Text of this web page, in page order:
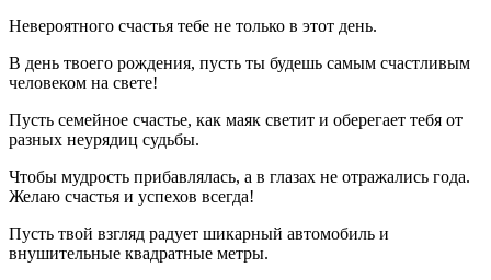
Невероятного счастья тебе не только в этот день.
В день твоего рождения, пусть ты будешь самым счастливым
человеком на свете!
Пусть семейное счастье, как маяк светит и оберегает тебя от
разных неурядиц судьбы.
Чтобы мудрость прибавлялась, а в глазах не отражались года.
Желаю счастья и успехов всегда!
Пусть твой взгляд радует шикарный автомобиль и
внушительные квадратные метры.